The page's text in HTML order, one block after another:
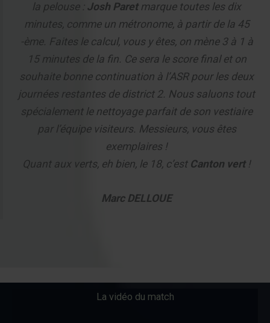
la pelouse : Josh Paretmarque toutes les dix
minutes, comme un métronome, à partir de la 45
-ème. Faites le calcul, vous y êtes, on mène 3 à 1 à
15 minutes de la fin. Ce sera le score final et on
souhaite bonne continuation à l’ASR pour les deux
journées restantes de district 2. Nous saluons tout
spécialement le nettoyage parfait de son vestiaire
par l’équipe visiteurs. Messieurs, vous êtes
exemplaires !
Quant aux verts, eh bien, le 18, c’est Canton vert !
Marc DELLOUE
La vidéo du match